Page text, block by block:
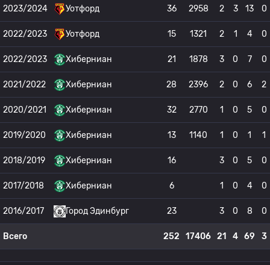
2023/2024 Уотфорд 36 2958 2 3 13 0
2022/2023 Уотфорд 15 1321 2 1 4 0
2022/2023 Хиберниан 21 1878 3 0 7 0
2021/2022 Хиберниан 28 2396 2 0 6 2
2020/2021 Хиберниан 32 2770 1 0 5 0
2019/2020 Хиберниан 13 1140 1 0 1 1
2018/2019 Хиберниан 16 3 0 5 0
2017/2018 Хиберниан 6 1 0 4 0
2016/2017 Город Эдинбург 23 3 0 8 0
Всего 252 17406 21 4 69 3